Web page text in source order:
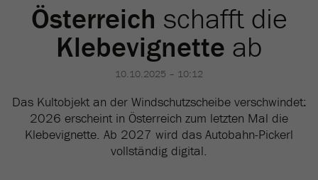
Österreich schafft die
Klebevignette ab
10.10.2025 – 10:12
Das Kultobjekt an der Windschutzscheibe verschwindet:
2026 erscheint in Österreich zum letzten Mal die
Klebevignette. Ab 2027 wird das Autobahn-Pickerl
vollständig digital.